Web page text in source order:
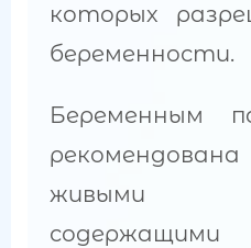
которых
беременности.
Беременным
живыми
содержащими